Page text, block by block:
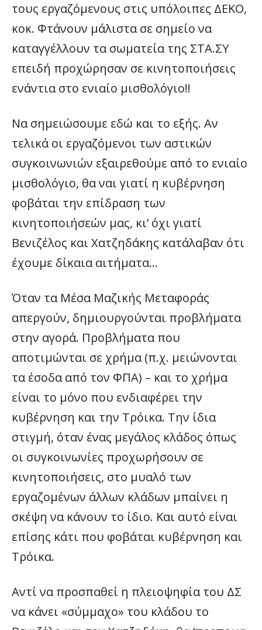
τους εργαζόμενους στις υπόλοιπες ΔΕΚΟ,
κοκ. Φτάνουν μάλιστα σε σημείο να
καταγγέλλουν τα σωματεία της ΣΤΑ.ΣΥ
επειδή προχώρησαν σε κινητοποιήσεις
ενάντια στο ενιαίο μισθολόγιο!!
Να σημειώσουμε εδώ και το εξής. Αν
τελικά οι εργαζόμενοι των αστικών
συγκοινωνιών εξαιρεθούμε από το ενιαίο
μισθολόγιο, θα ναι γιατί η κυβέρνηση
φοβάται την επίδραση των
κινητοποιήσεών μας, κι’ όχι γιατί
Βενιζέλος και Χατζηδάκης κατάλαβαν ότι
έχουμε δίκαια αιτήματα…
Όταν τα Μέσα Μαζικής Μεταφοράς
απεργούν, δημιουργούνται προβλήματα
στην αγορά. Προβλήματα που
αποτιμώνται σε χρήμα (π.χ. μειώνονται
τα έσοδα από τον ΦΠΑ) – και το χρήμα
είναι το μόνο που ενδιαφέρει την
κυβέρνηση και την Τρόικα. Την ίδια
στιγμή, όταν ένας μεγάλος κλάδος όπως
οι συγκοινωνίες προχωρήσουν σε
κινητοποιήσεις, στο μυαλό των
εργαζομένων άλλων κλάδων μπαίνει η
σκέψη να κάνουν το ίδιο. Και αυτό είναι
επίσης κάτι που φοβάται κυβέρνηση και
Τρόικα.
Αντί να προσπαθεί η πλειοψηφία του ΔΣ
να κάνει «σύμμαχο» του κλάδου το